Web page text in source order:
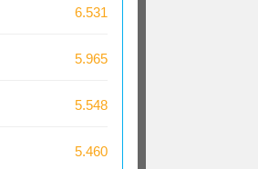
6.531
5.965
5.548
5.460